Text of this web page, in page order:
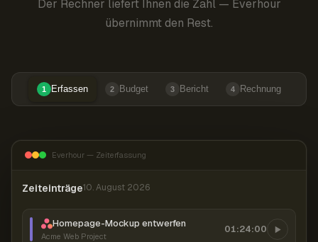
Der Rechner liefert Ihnen die Zahl — Everhour
übernimmt den Rest.
1 Erfassen 2 Budget 3 Bericht 4 Rechnung
Everhour — Zeiterfassung
Zeiteinträge10. August 2026
Homepage-Mockup entwerfen
Acme Web Project
01:24:00